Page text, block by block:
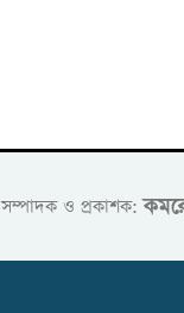
সম্পাদক ও প্রকাশক: